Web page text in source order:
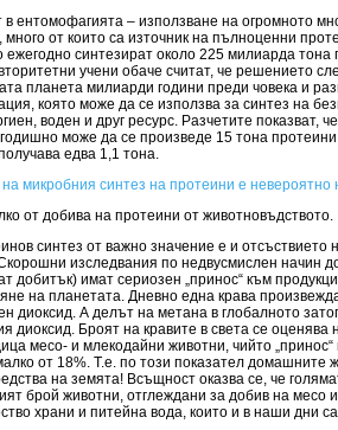
в ентомофагията – използване на огромното
от които са източник на пълноценни
ежегодно синтезират около 225 милиарда тона
учени обаче считат, че решението
планета милиарди години преди човека и
която може да се използва за синтез на
воден и друг ресурс. Разчетите показват,
годишно може да се произведе 15 тона
едва 1,1 тона.
микробния синтез на протеини е невероятно
от добива на протеини от животновъдството.
синтез от важно значение е и отсъствието
изследвания по недвусмислен начин
добитък) имат сериозен „принос“ към
на планетата. Дневно една крава
диоксид. А делът на метана в глобалното
диоксид. Броят на кравите в света се
месо- и млекодайни животни, чийто
от 18%. Т.е. по този показател домашните
на земята! Всъщност оказва се, че
брой животни, отглеждани за добив на месо
храни и питейна вода, които и в наши дни